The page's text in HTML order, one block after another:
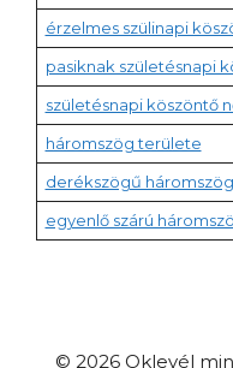
érzelmes szülinapi
pasiknak születésnapi
születésnapi köszöntő
háromszög területe
derékszögű
egyenlő szárú
© 2026 Oklevél